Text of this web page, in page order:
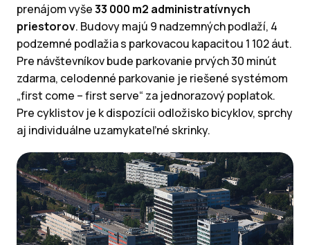
prenájom vyše33 000 m2 administratívnych
priestorov. Budovy majú 9 nadzemných podlaží, 4
podzemné podlažia s parkovacou kapacitou 1 102 áut.
Pre návštevníkov bude parkovanie prvých 30 minút
zdarma, celodenné parkovanie je riešené systémom
„first come – first serve“ za jednorazový poplatok.
Pre cyklistov je k dispozícii odložisko bicyklov, sprchy
aj individuálne uzamykateľné skrinky.